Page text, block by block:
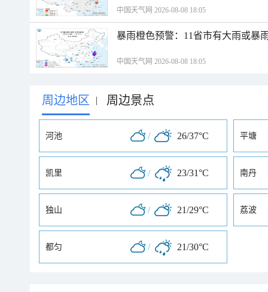
中国天气网 2026-08-08 18:05
暴雨橙色预警：11省市有大雨或暴
中国天气网 2026-08-08 18:05
周边地区 | 周边景点
河池 / 26/37°C 平塘
凯里 / 23/31°C 南丹
独山 / 21/29°C 荔波
都匀 / 21/30°C